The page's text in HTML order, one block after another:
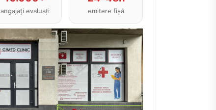
angajați evaluați emitere fișă